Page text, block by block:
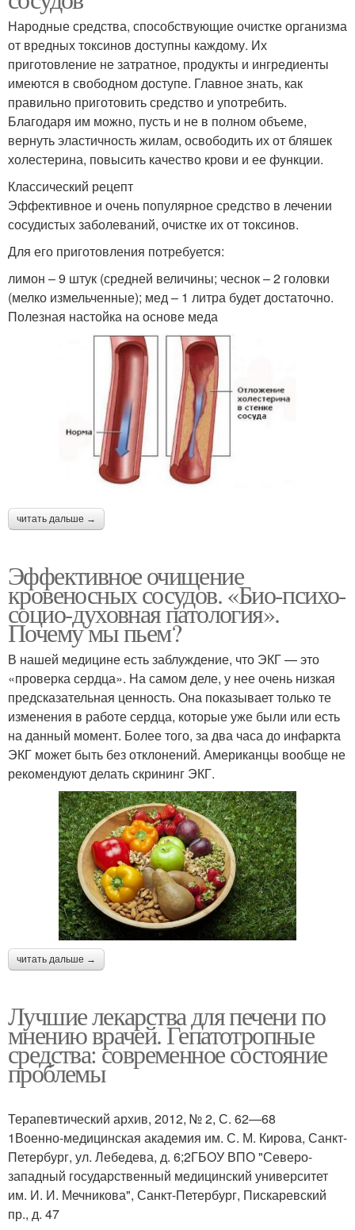
Народные средства, способствующие очистке организма
от вредных токсинов доступны каждому. Их
приготовление не затратное, продукты и ингредиенты
имеются в свободном доступе. Главное знать, как
правильно приготовить средство и употребить.
Благодаря им можно, пусть и не в полном объеме,
вернуть эластичность жилам, освободить их от бляшек
холестерина, повысить качество крови и ее функции.
Классический рецепт
Эффективное и очень популярное средство в лечении
сосудистых заболеваний, очистке их от токсинов.
Для его приготовления потребуется:
лимон – 9 штук (средней величины; чеснок – 2 головки
(мелко измельченные); мед – 1 литра будет достаточно.
Полезная настойка на основе меда
читать дальше →
Эффективное очищение
кровеносных сосудов. «Био-психо-
социо-духовная патология».
Почему мы пьем?
В нашей медицине есть заблуждение, что ЭКГ — это
«проверка сердца». На самом деле, у нее очень низкая
предсказательная ценность. Она показывает только те
изменения в работе сердца, которые уже были или есть
на данный момент. Более того, за два часа до инфаркта
ЭКГ может быть без отклонений. Американцы вообще не
рекомендуют делать скрининг ЭКГ.
читать дальше →
Лучшие лекарства для печени по
мнению врачей. Гепатотропные
средства: современное состояние
проблемы
Терапевтический архив, 2012, № 2, С. 62—68
1Военно-медицинская академия им. С. М. Кирова, Санкт-
Петербург, ул. Лебедева, д. 6;2ГБОУ ВПО "Северо-
западный государственный медицинский университет
им. И. И. Мечникова", Санкт-Петербург, Пискаревский
пр., д. 47